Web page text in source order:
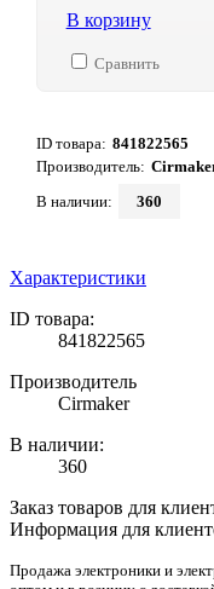
В корзину
Сравнить
ID товара: 841822565
Производитель:
В наличии:
360
Характеристики
ID товара:
841822565
Производитель
Cirmaker
В наличии:
360
Заказ товаров для
Информация для
Продажа электроники и